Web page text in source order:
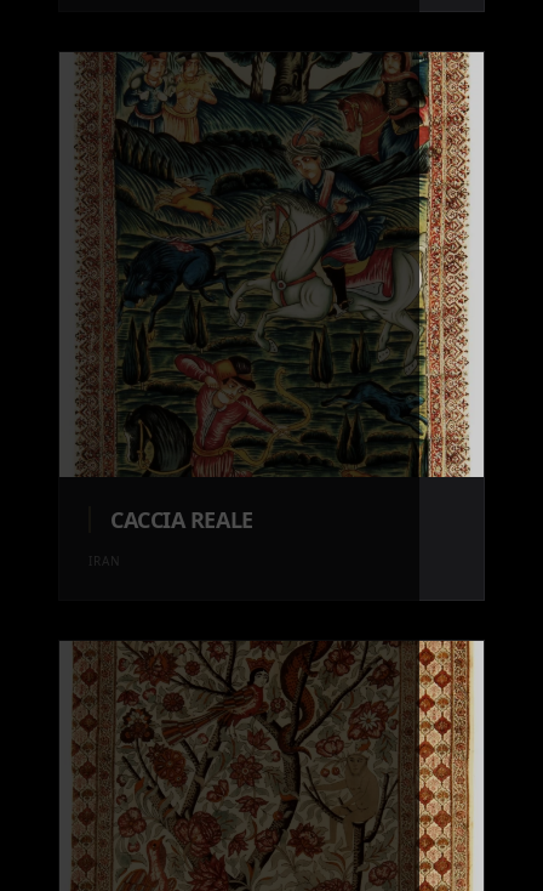
CACCIA REALE
IRAN